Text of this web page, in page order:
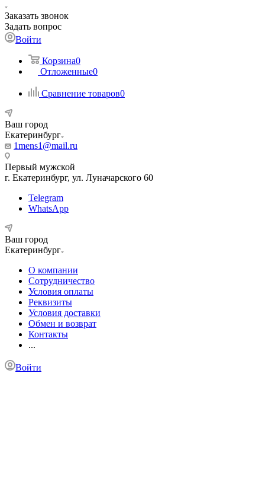
Заказать звонок
Задать вопрос
Войти
Корзина0
Отложенные0
Сравнение товаров0
Ваш город
Екатеринбург
1mens1@mail.ru
Первый мужской
г. Екатеринбург, ул. Луначарского 60
Telegram
WhatsApp
Ваш город
Екатеринбург
О компании
Сотрудничество
Условия оплаты
Реквизиты
Условия доставки
Обмен и возврат
Контакты
...
Войти